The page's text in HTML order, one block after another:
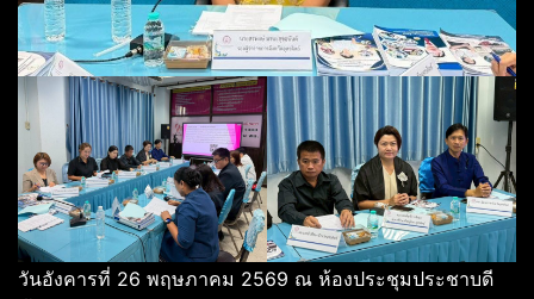
วันอังคารที่ 26 พฤษภาคม 2569 ณ ห้องประชุมประชาบดี